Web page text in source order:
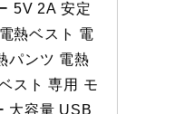
5V 2A 安定
熱ベスト 電
パンツ 電熱
スト 専用 モ
大容量 USB